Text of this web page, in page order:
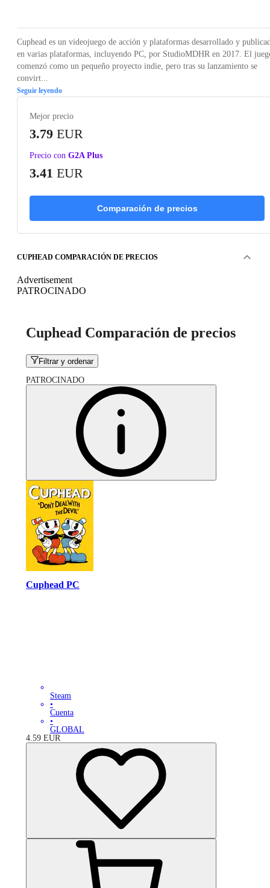
Cuphead es un videojuego de acción y plataformas desarrollado y
en varias plataformas, incluyendo PC, por StudioMDHR en 2017. El
comenzó como un pequeño proyecto indie, pero tras su lanzamiento se
convirt...
Seguir leyendo
Mejor precio
3.79 EUR
Precio con G2A Plus
3.41 EUR
Comparación de precios
CUPHEAD COMPARACIÓN DE PRECIOS
Advertisement
PATROCINADO
Cuphead Comparación de precios
Filtrar y ordenar
PATROCINADO
Cuphead PC
Steam
•
Cuenta
•
GLOBAL
4.59 EUR